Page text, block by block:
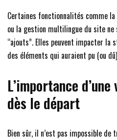
Certaines fonctionnalités comme
ou la gestion multilingue du site
“ajouts”. Elles peuvent impacter
des éléments qui auraient pu (ou
L’importance
dès le départ
Bien sûr, il n’est pas impossible de